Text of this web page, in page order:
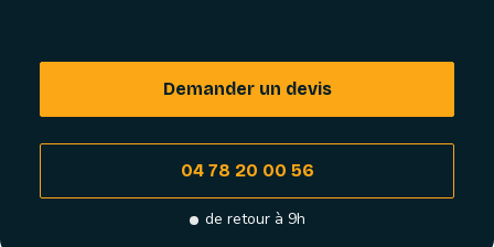
Demander un devis
04 78 20 00 56
de retour à 9h